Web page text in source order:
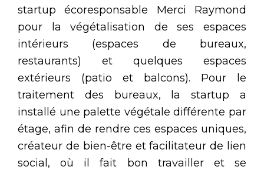
startup écoresponsable Merci Raymond
pour la végétalisation de ses espaces
intérieurs (espaces de bureaux,
restaurants) et quelques espaces
extérieurs (patio et balcons). Pour le
traitement des bureaux, la startup a
installé une palette végétale différente par
étage, afin de rendre ces espaces uniques,
créateur de bien-être et facilitateur de lien
social, où il fait bon travailler et se